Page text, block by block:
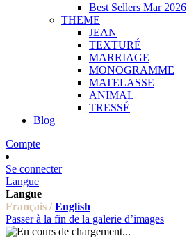
Best Sellers Mar 2026
THEME
JEAN
TEXTURÉ
MARRIAGE
MONOGRAMME
MATELASSE
ANIMAL
TRESSÉ
Blog
Compte
Se connecter
Langue
Langue
Français / English
Passer à la fin de la galerie d’images